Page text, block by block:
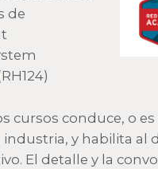
de
cursos conduce, o
industria, y habilita
El detalle y la